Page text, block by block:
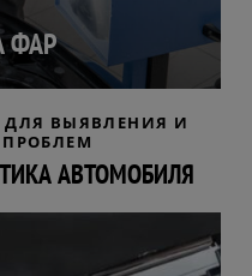
ФАР
ВЫЯВЛЕНИЯ И
АВТОМОБИЛЯ